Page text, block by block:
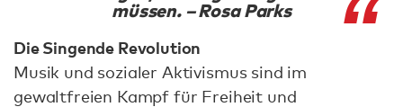
müssen. – Rosa Parks
Die Singende Revolution
Musik und sozialer Aktivismus sind im
gewaltfreien Kampf für Freiheit und